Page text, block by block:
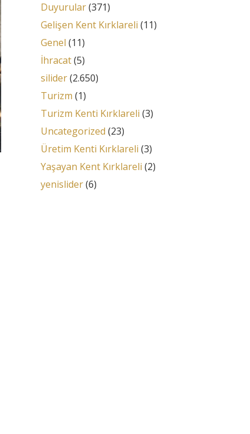
Duyurular(371)
Gelişen Kent Kırklareli (11)
Genel (11)
İhracat(5)
silider(2.650)
Turizm (1)
Turizm Kenti Kırklareli (3)
Uncategorized (23)
Üretim Kenti Kırklareli (3)
Yaşayan Kent Kırklareli (2)
yenislider(6)